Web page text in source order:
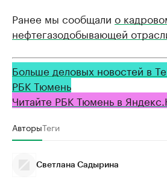
Ранее мы сообщали о
нефтегазодобывающей
Больше деловых новостей в
РБК Тюмень
Читайте РБК Тюмень в
АвторыТеги
Светлана Садырина